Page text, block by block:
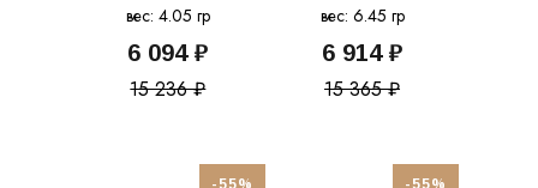
вес: 4.05 гр
6 094 ₽
15 236 ₽
вес: 6.45 гр
6 914 ₽
15 365 ₽
-55% -55%